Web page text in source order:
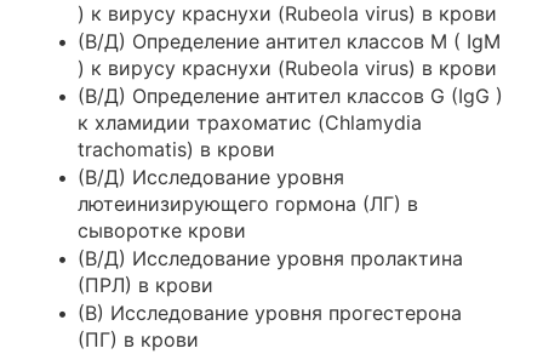
) к вирусу краснухи (Rubeola virus) в крови
(В/Д) Определение антител классов M ( IgM
) к вирусу краснухи (Rubeola virus) в крови
(В/Д) Определение антител классов G (IgG )
к хламидии трахоматис (Chlamydia
trachomatis) в крови
(В/Д) Исследование уровня
лютеинизирующего гормона (ЛГ) в
сыворотке крови
(В/Д) Исследование уровня пролактина
(ПРЛ) в крови
(В) Исследование уровня прогестерона
(ПГ) в крови